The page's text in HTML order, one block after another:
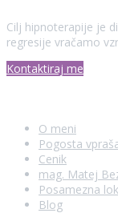
Cilj hipnoterapije je
regresije vračamo
Kontaktiraj me
O meni
Pogosta
Cenik
mag. Matej
Posamezna
Blog